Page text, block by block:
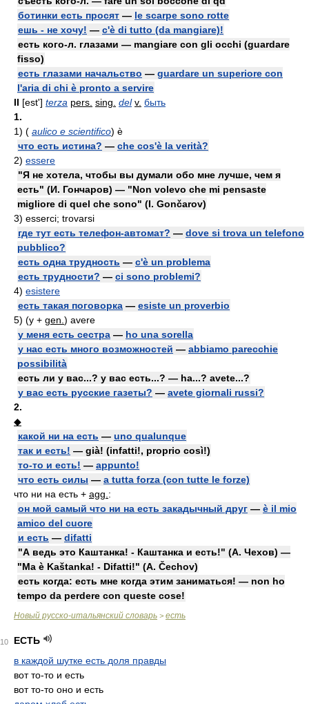
ботинки есть просят — le scarpe sono rotte
ешь - не хочу! — c'è di tutto (da mangiare)!
есть кого-л. глазами — mangiare con gli occhi (guardare
fisso)
есть глазами начальство — guardare un superiore con
l'aria di chi è pronto a servire
II [est'] terza pers. sing. del v. быть
1.
1) ( aulico e scientifico) è
что есть истина? — che cos'è la verità?
2) essere
"Я не хотела, чтобы вы думали обо мне лучше, чем я
есть" (И. Гончаров) — "Non volevo che mi pensaste
migliore di quel che sono" (I. Gončarov)
3) esserci; trovarsi
где тут есть телефон-автомат? — dove si trova un telefono
pubblico?
есть одна трудность — c'è un problema
есть трудности? — ci sono problemi?
4) esistere
есть такая поговорка — esiste un proverbio
5) (у + gen. ) avere
у меня есть сестра — ho una sorella
у нас есть много возможностей — abbiamo parecchie
possibilità
есть ли у вас...? у вас есть...? — ha...? avete...?
у вас есть русские газеты? — avete giornali russi?
2.
◆
какой ни на есть — uno qualunque
так и есть! — già! (infatti!, proprio così!)
то-то и есть! — appunto!
что есть силы — a tutta forza (con tutte le forze)
что ни на есть + agg. :
он мой самый что ни на есть закадычный друг — è il mio
amico del cuore
и есть — difatti
"А ведь это Каштанка! - Каштанка и есть!" (А. Чехов) —
"Ma è Kaštanka! - Difatti!" (A. Čechov)
есть когда: есть мне когда этим заниматься! — non ho
tempo da perdere con queste cose!
Новый русско-итальянский словарь > есть
10
ЕСТЬ
в каждой шутке есть доля правды
вот то-то и есть
вот то-то оно и есть